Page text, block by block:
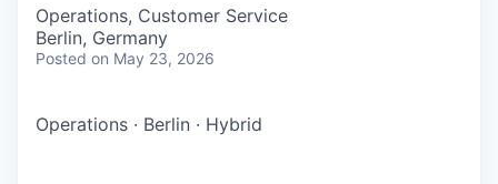
Operations, Customer Service
Berlin, Germany
Posted on May 23, 2026
Operations · Berlin · Hybrid